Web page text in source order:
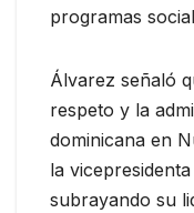
programas
Álvarez señaló
respeto y la
dominicana en
la
subrayando su